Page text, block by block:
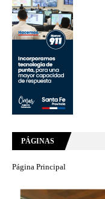
PÁGINAS
Página Principal